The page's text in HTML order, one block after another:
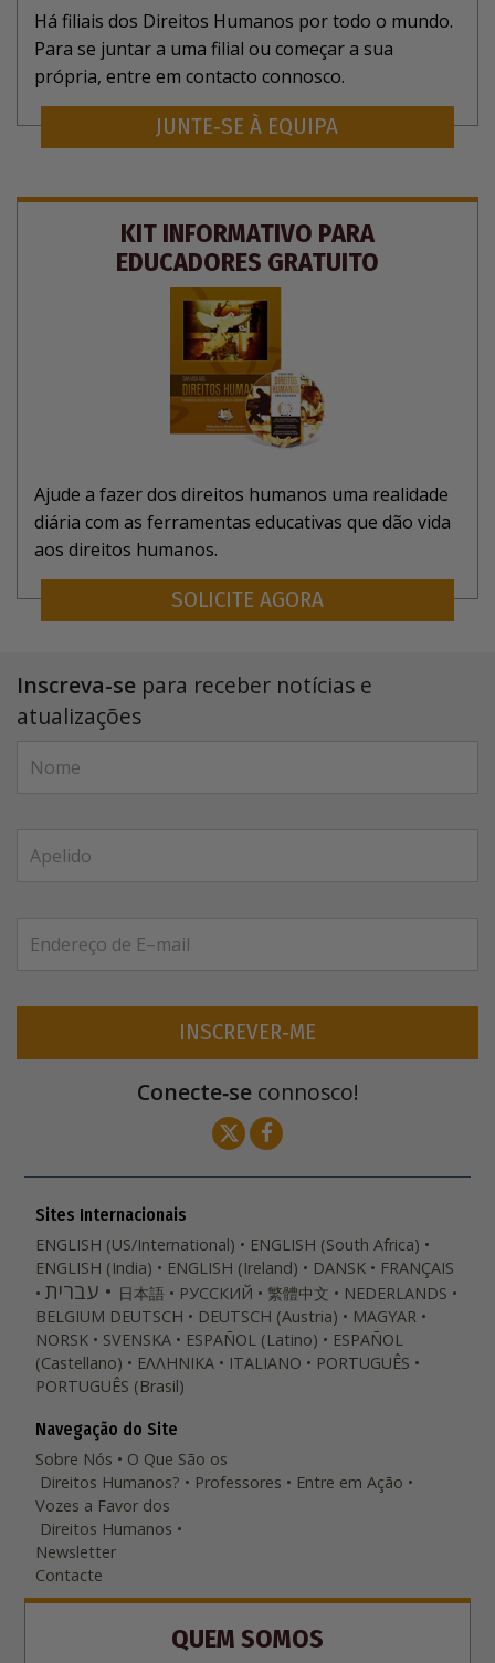
Há filiais dos Direitos Humanos por todo o mundo.
Para se juntar a uma filial ou começar a sua
própria, entre em contacto connosco.
JUNTE‑SE À EQUIPA
KIT INFORMATIVO PARA
EDUCADORES GRATUITO
Ajude a fazer dos direitos humanos uma realidade
diária com as ferramentas educativas que dão vida
aos direitos humanos.
SOLICITE AGORA
Inscreva-se para receber notícias e
atualizações
INSCREVER‑ME
Conecte‑seconnosco!
Sites Internacionais
ENGLISH (US/International)
ENGLISH (South Africa)
ENGLISH (India)
ENGLISH (Ireland) DANSK FRANÇAIS
עברית 日本語 РУССКИЙ 繁體中文
NEDERLANDS
BELGIUM DEUTSCH DEUTSCH (Austria)
MAGYAR
NORSK
SVENSKA ESPAÑOL (Latino)
ESPAÑOL
(Castellano)
ΕΛΛΗΝΙΚA ITALIANO
PORTUGUÊS
PORTUGUÊS (Brasil)‎
Navegação do Site
Sobre Nós
O Que São os
Direitos Humanos?
Professores
Entre em Ação
Vozes a Favor dos
Direitos Humanos
Newsletter
Contacte
QUEM SOMOS